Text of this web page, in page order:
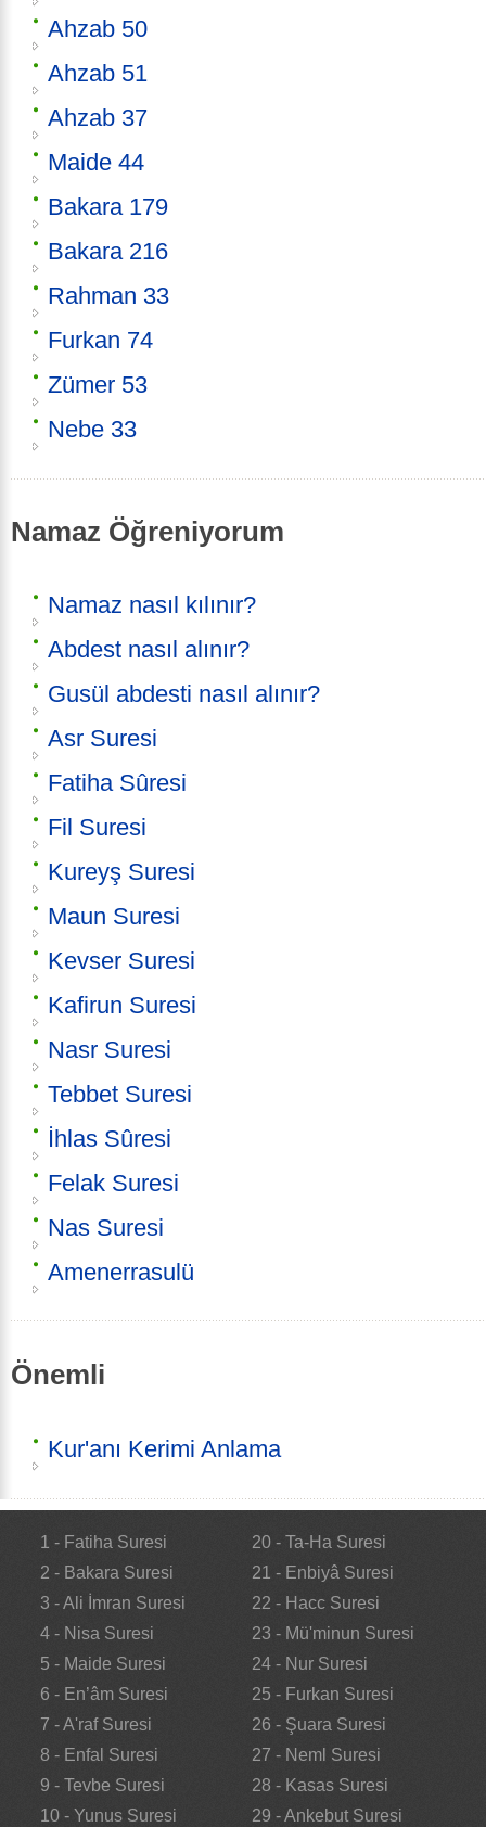
Ahzab 50
Ahzab 51
Ahzab 37
Maide 44
Bakara 179
Bakara 216
Rahman 33
Furkan 74
Zümer 53
Nebe 33
Namaz Öğreniyorum
Namaz nasıl kılınır?
Abdest nasıl alınır?
Gusül abdesti nasıl alınır?
Asr Suresi
Fatiha Sûresi
Fil Suresi
Kureyş Suresi
Maun Suresi
Kevser Suresi
Kafirun Suresi
Nasr Suresi
Tebbet Suresi
İhlas Sûresi
Felak Suresi
Nas Suresi
Amenerrasulü
Önemli
Kur'anı Kerimi Anlama
1 - Fatiha Suresi
2 - Bakara Suresi
3 - Ali İmran Suresi
4 - Nisa Suresi
5 - Maide Suresi
6 - En’âm Suresi
7 - A'raf Suresi
8 - Enfal Suresi
9 - Tevbe Suresi
10 - Yunus Suresi
20 - Ta-Ha Suresi
21 - Enbiyâ Suresi
22 - Hacc Suresi
23 - Mü'minun Suresi
24 - Nur Suresi
25 - Furkan Suresi
26 - Şuara Suresi
27 - Neml Suresi
28 - Kasas Suresi
29 - Ankebut Suresi